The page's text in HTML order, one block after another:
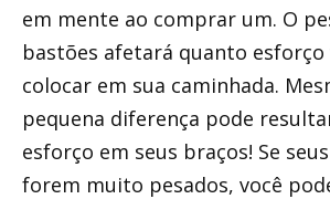
em mente ao comprar um. O
bastões afetará quanto esforço
colocar em sua caminhada.
pequena diferença pode
esforço em seus braços! Se
forem muito pesados, você